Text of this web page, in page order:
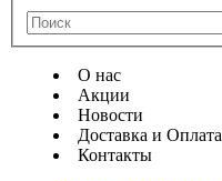
О нас
Акции
Новости
Доставка и Оплата
Контакты